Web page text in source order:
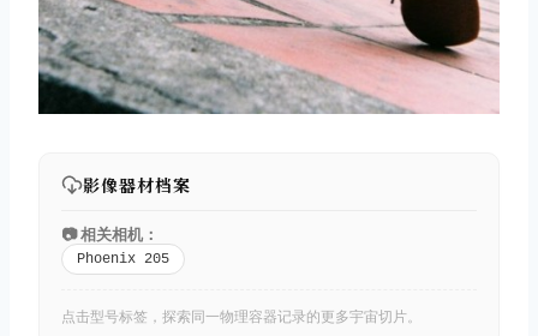
影像器材档案
📷 相关相机：
Phoenix 205
点击型号标签，探索同一物理容器记录的更多宇宙切片。